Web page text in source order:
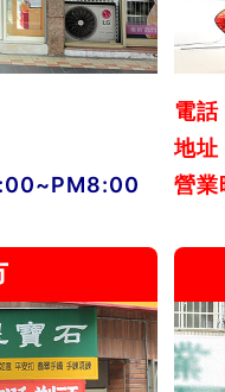
電話
地址
營業